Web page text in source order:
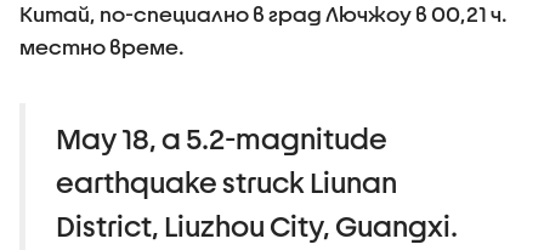
Китай, по-специално в град Лючжоу в 00,21 ч.
местно време.
May 18, a 5.2-magnitude
earthquake struck Liunan
District, Liuzhou City, Guangxi.